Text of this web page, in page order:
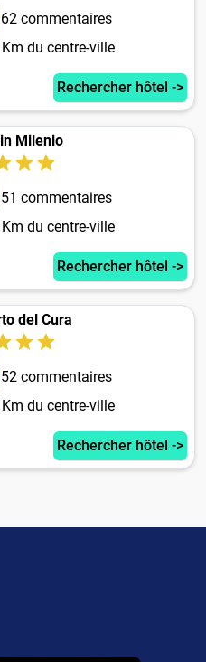
62 commentaires
du centre-ville
Rechercher hôtel ->
Milenio
51 commentaires
du centre-ville
Rechercher hôtel ->
del Cura
52 commentaires
du centre-ville
Rechercher hôtel ->